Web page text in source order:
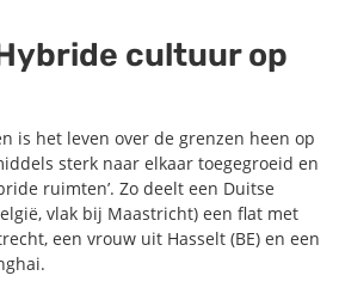
cultuur op
is het leven over de grenzen heen op
sterk naar elkaar toegegroeid en
ruimten’. Zo deelt een Duitse
vlak bij Maastricht) een flat met
een vrouw uit Hasselt (BE) en een